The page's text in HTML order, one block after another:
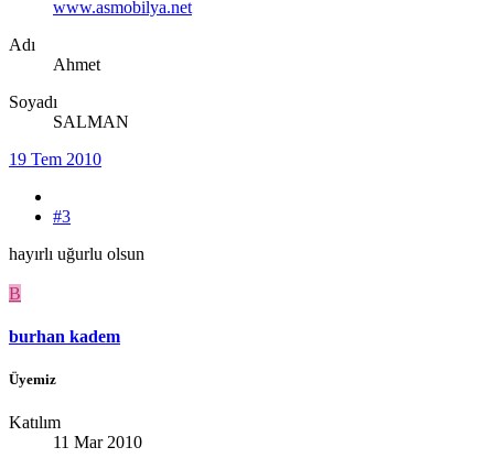
www.asmobilya.net
Adı
Ahmet
Soyadı
SALMAN
19 Tem 2010
#3
hayırlı uğurlu olsun
B
burhan kadem
Üyemiz
Katılım
11 Mar 2010